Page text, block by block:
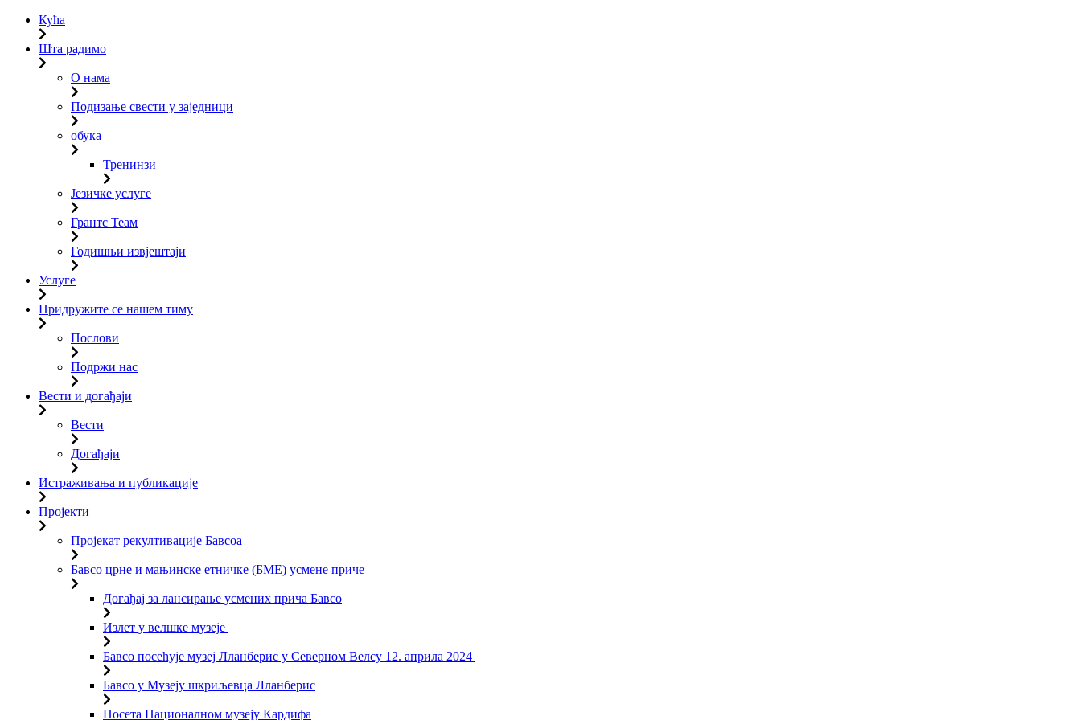
Кућа
Шта радимо
О нама
Подизање свести у заједници
обука
Тренинзи
Језичке услуге
Грантс Теам
Годишњи извјештаји
Услуге
Придружите се нашем тиму
Послови
Подржи нас
Вести и догађаји
Вести
Догађаји
Истраживања и публикације
Пројекти
Пројекат рекултивације Бавсоа
Бавсо црне и мањинске етничке (БМЕ) усмене приче
Догађај за лансирање усмених прича Бавсо
Излет у велшке музеје
Бавсо посећује музеј Лланберис у Северном Велсу 12. априла 2024
Бавсо у Музеју шкриљевца Лланберис
Посета Националном музеју Кардифа